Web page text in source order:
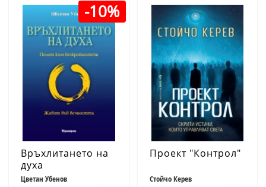
-10%
Връхлитането на
духа
Цветан Убенов
Проект "Контрол"
Стойчо Керев